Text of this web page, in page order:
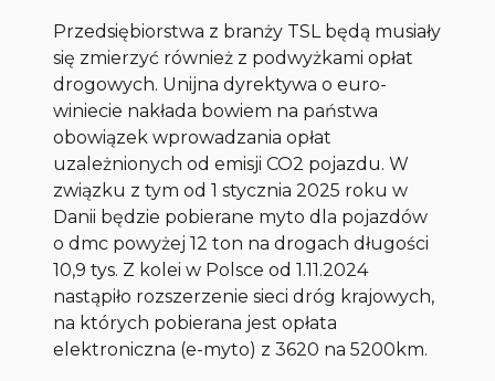
Przedsiębiorstwa z branży TSL będą musiały
się zmierzyć również z podwyżkami opłat
drogowych. Unijna dyrektywa o euro-
winiecie nakłada bowiem na państwa
obowiązek wprowadzania opłat
uzależnionych od emisji CO2 pojazdu. W
związku z tym od 1 stycznia 2025 roku w
Danii będzie pobierane myto dla pojazdów
o dmc powyżej 12 ton na drogach długości
10,9 tys. Z kolei w Polsce od 1.11.2024
nastąpiło rozszerzenie sieci dróg krajowych,
na których pobierana jest opłata
elektroniczna (e-myto) z 3620 na 5200km.